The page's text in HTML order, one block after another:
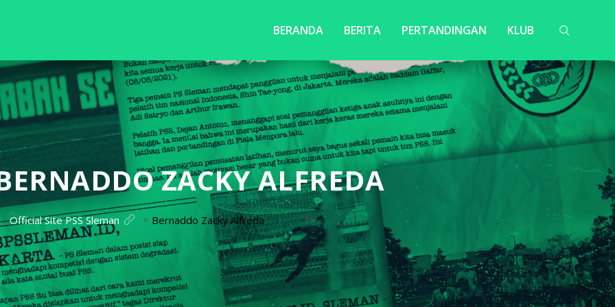
BERANDA BERITA PERTANDINGAN KLUB
ZACKY ALFREDA
Official Site PSS Sleman > Bernaddo Zacky Alfreda ?>